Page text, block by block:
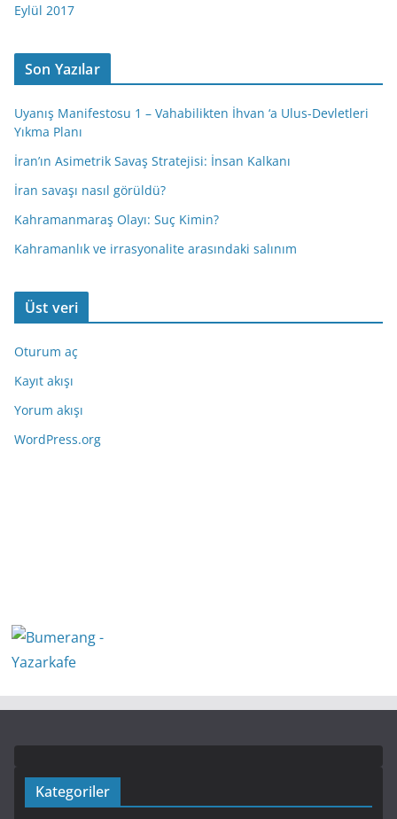
Eylül 2017
Son Yazılar
Uyanış Manifestosu 1 – Vahabilikten İhvan ‘a Ulus-Devletleri
Yıkma Planı
İran’ın Asimetrik Savaş Stratejisi: İnsan Kalkanı
İran savaşı nasıl görüldü?
Kahramanmaraş Olayı: Suç Kimin?
Kahramanlık ve irrasyonalite arasındaki salınım
Üst veri
Oturum aç
Kayıt akışı
Yorum akışı
WordPress.org
Kategoriler